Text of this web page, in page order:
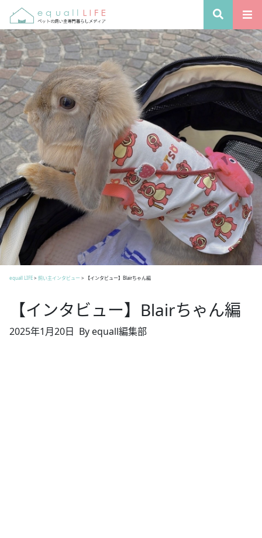
equall LIFE> 飼い主インタビュー > 【インタビュー】Blairちゃん編
【インタビュー】Blairちゃん編
2025年1月20日 By equall編集部